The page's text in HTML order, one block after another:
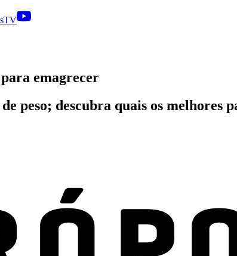
emagrecer
peso; descubra quais os melhores